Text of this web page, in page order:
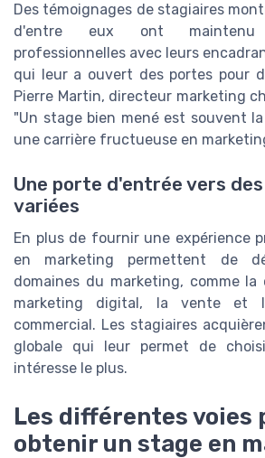
Des témoignages de stagiaires
d'entre eux ont maintenu
professionnelles avec leurs
qui leur a ouvert des portes pour
Pierre Martin, directeur marketing
"Un stage bien mené est souvent
une carrière fructueuse en
Une porte d'entrée vers
variées
En plus de fournir une expérience
en marketing permettent de
domaines du marketing, comme la
marketing digital, la vente et
commercial. Les stagiaires
globale qui leur permet de
intéresse le plus.
Les différentes voies
obtenir un stage en